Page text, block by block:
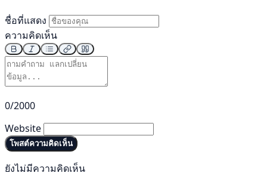
ชื่อที่แสดง
ความคิดเห็น
0/2000
Website
โพสต์ความคิดเห็น
ยังไม่มีความคิดเห็น